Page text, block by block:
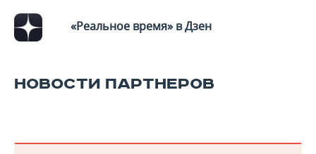
«Реальное время» в Дзен
НОВОСТИ ПАРТНЕРОВ